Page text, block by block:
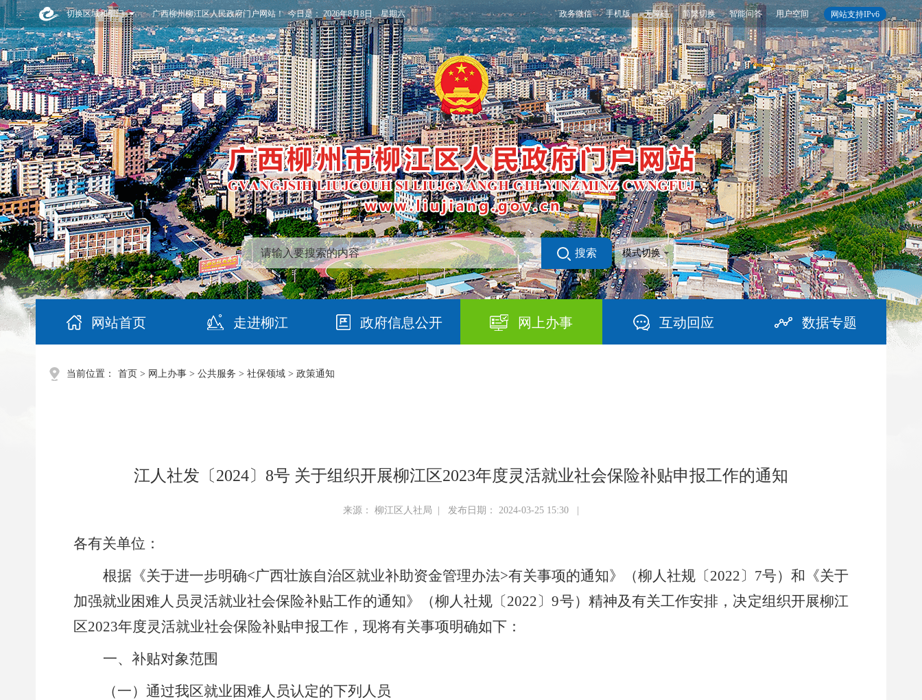
切换区域和部门 网站支持IPv6
政务微信 手机版 无障碍 简繁切换 智能问答 用户空间
广西柳州柳江区人民政府门户网站！ 今日是：2026年8月8日 星期六
搜索 模式切换
网站首页 走进柳江 政府信息公开 网上办事 互动回应 数据专题
当前位置： 首页 > 网上办事 > 公共服务 > 社保领域 > 政策通知
江人社发〔2024〕8号 关于组织开展柳江区2023年度灵活就业社会保险补贴申报工作的通知
来源： 柳江区人社局 | 发布日期： 2024-03-25 15:30 |
各有关单位：
根据《关于进一步明确<广西壮族自治区就业补助资金管理办法>有关事项的通知》 （柳人社规〔2022〕 7号） 和《关于
加强就业困难人员灵活就业社会保险补贴工作的通知》
（柳人社规〔2022〕9号） 精神及有关工作安排，决定组织开展柳江
区2023年度灵活就业社会保险补贴申报工作，现将有关事项明确如下：
一、 补贴对象范围
（一） 通过我区就业困难人员认定的下列人员